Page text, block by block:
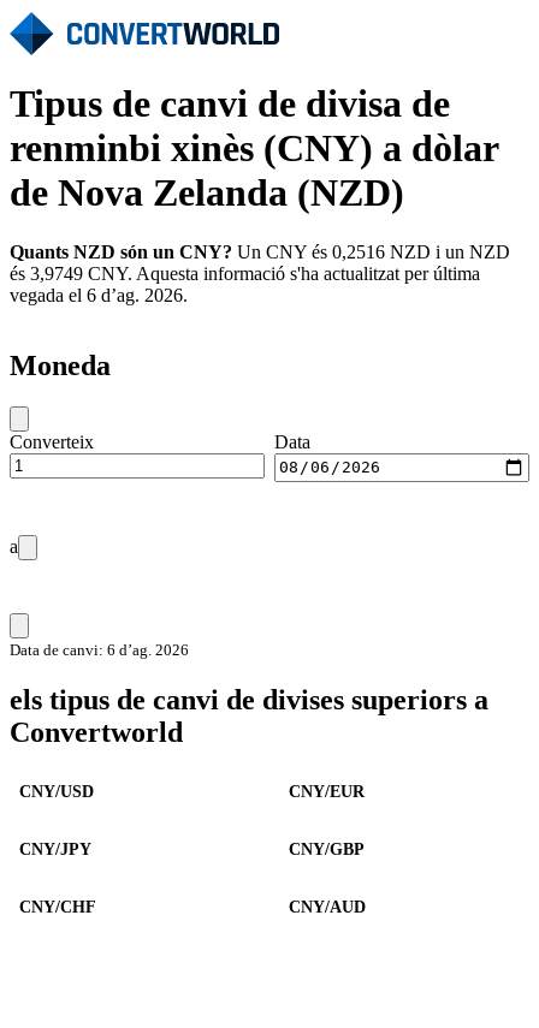
Tipus de canvi de divisa de
renminbi xinès (CNY) a dòlar
de Nova Zelanda (NZD)
Quants NZD són un CNY? Un CNY és 0,2516 NZD i un NZD
és 3,9749 CNY. Aquesta informació s'ha actualitzat per última
vegada el 6 d’ag. 2026.
Moneda
Converteix Data
a
Data de canvi: 6 d’ag. 2026
els tipus de canvi de divises superiors a
Convertworld
CNY/USD CNY/EUR
CNY/JPY CNY/GBP
CNY/CHF CNY/AUD